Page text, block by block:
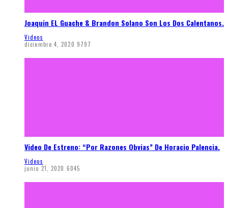
Joaquin EL Guache & Brandon Solano Son Los Dos Calentanos.
Videos
diciembre 4, 2020 9797
Video De Estreno: “Por Razones Obvias” De Horacio Palencia.
Videos
junio 21, 2020 6045